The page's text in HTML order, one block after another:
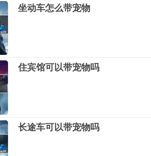
坐动车怎么带宠物
住宾馆可以带宠物吗
长途车可以带宠物吗